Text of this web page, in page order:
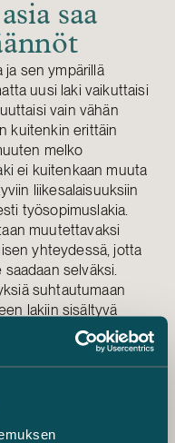
saa
sen ympärillä
uusi laki vaikuttaisi
vain vähän
kuitenkin erittäin
melko
ei kuitenkaan muuta
liikesalaisuuksiin
työsopimuslakia.
muutettavaksi
yhteydessä, jotta
selväksi.
suhtautumaan
lakiin sisältyvä
auttaa yrityksiä
on siitä
jotka
käsittelevät